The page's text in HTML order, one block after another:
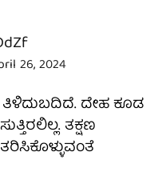
26, 2024
ದೇಹ ಕೂಡ
ತಕ್ಷಣ